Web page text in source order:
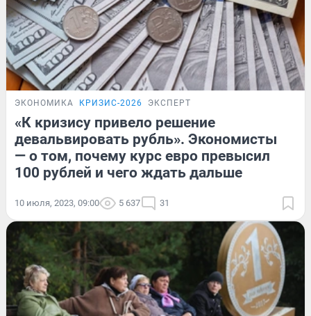
ЭКОНОМИКА КРИЗИС-2026 ЭКСПЕРТ
«К кризису привело решение
девальвировать рубль». Экономисты
— о том, почему курс евро превысил
100 рублей и чего ждать дальше
10 июля, 2023, 09:00 5 637 31